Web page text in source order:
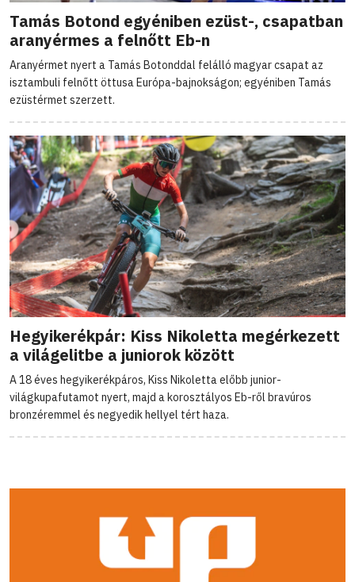
Tamás Botond egyéniben ezüst-, csapatban
aranyérmes a felnőtt Eb-n
Aranyérmet nyert a Tamás Botonddal felálló magyar csapat az
isztambuli felnőtt öttusa Európa-bajnokságon; egyéniben Tamás
ezüstérmet szerzett.
Hegyikerékpár: Kiss Nikoletta megérkezett
a világelitbe a juniorok között
A 18 éves hegyikerékpáros, Kiss Nikoletta előbb junior-
világkupafutamot nyert, majd a korosztályos Eb-ről bravúros
bronzéremmel és negyedik hellyel tért haza.